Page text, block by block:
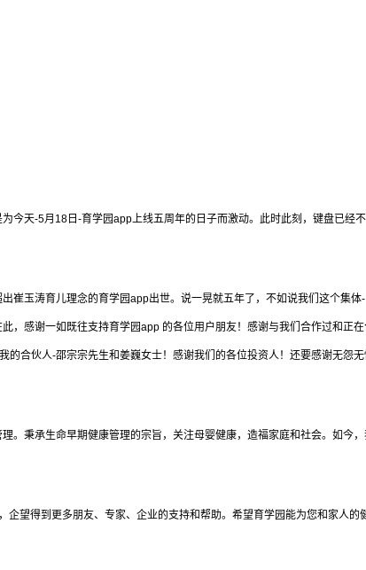
今天-5月18日-育学园app上线五周年的日子而激动。此时此刻，键盘已经不
崔玉涛育儿理念的育学园app出世。说一晃就五年了，不如说我们这个集体-
，感谢一如既往支持育学园app 的各位用户朋友！感谢与我们合作过和正
的合伙人-邵宗宗先生和姜巍女士！感谢我们的各位投资人！还要感谢无怨
。秉承生命早期健康管理的宗旨，关注母婴健康，造福家庭和社会。如今
企望得到更多朋友、专家、企业的支持和帮助。希望育学园能为您和家人的